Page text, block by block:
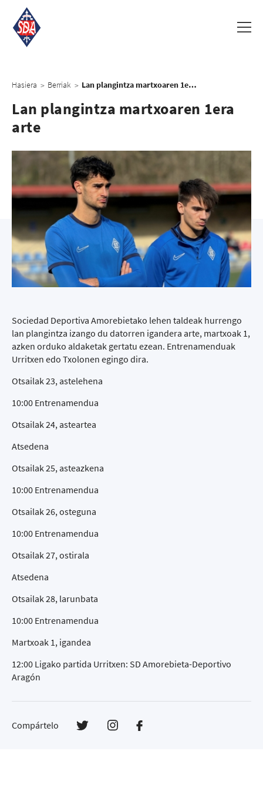
Hasiera > Berriak > Lan plangintza martxoaren 1era arte
Lan plangintza martxoaren 1era
arte
Sociedad Deportiva Amorebietako lehen taldeak hurrengo
lan plangintza izango du datorren igandera arte, martxoak 1,
azken orduko aldaketak gertatu ezean. Entrenamenduak
Urritxen edo Txolonen egingo dira.
Otsailak 23, astelehena
10:00 Entrenamendua
Otsailak 24, asteartea
Atsedena
Otsailak 25, asteazkena
10:00 Entrenamendua
Otsailak 26, osteguna
10:00 Entrenamendua
Otsailak 27, ostirala
Atsedena
Otsailak 28, larunbata
10:00 Entrenamendua
Martxoak 1, igandea
12:00 Ligako partida Urritxen: SD Amorebieta-Deportivo
Aragón
Compártelo